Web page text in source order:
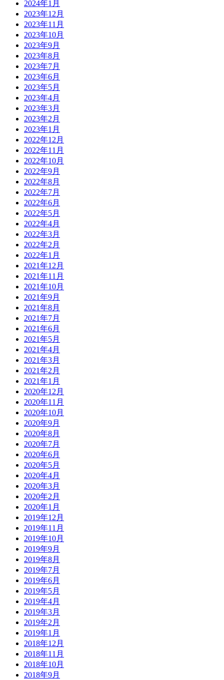
2024年1月
2023年12月
2023年11月
2023年10月
2023年9月
2023年8月
2023年7月
2023年6月
2023年5月
2023年4月
2023年3月
2023年2月
2023年1月
2022年12月
2022年11月
2022年10月
2022年9月
2022年8月
2022年7月
2022年6月
2022年5月
2022年4月
2022年3月
2022年2月
2022年1月
2021年12月
2021年11月
2021年10月
2021年9月
2021年8月
2021年7月
2021年6月
2021年5月
2021年4月
2021年3月
2021年2月
2021年1月
2020年12月
2020年11月
2020年10月
2020年9月
2020年8月
2020年7月
2020年6月
2020年5月
2020年4月
2020年3月
2020年2月
2020年1月
2019年12月
2019年11月
2019年10月
2019年9月
2019年8月
2019年7月
2019年6月
2019年5月
2019年4月
2019年3月
2019年2月
2019年1月
2018年12月
2018年11月
2018年10月
2018年9月